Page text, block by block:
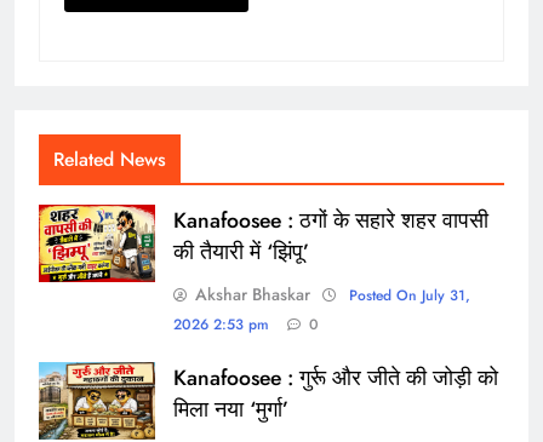
Related News
Kanafoosee : ठगों के सहारे शहर वापसी
की तैयारी में ‘झिंपू’
Akshar Bhaskar
Posted On July 31,
2026 2:53 pm
0
Kanafoosee : गुर्रू और जीते की जोड़ी को
मिला नया ‘मुर्गा’